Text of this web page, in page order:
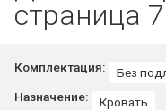
страница 7
Комплектация: Без
Назначение:
Кровать